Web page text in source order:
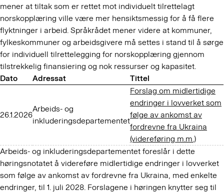
mener at tiltak som er rettet mot individuelt tilrettelagt
norskopplæring ville være mer hensiktsmessig for å få flere
flyktninger i arbeid. Språkrådet mener videre at kommuner,
fylkeskommuner og arbeidsgivere må settes i stand til å sørge
for individuell tilrettelegging for norskopplæring gjennom
tilstrekkelig finansiering og nok ressurser og kapasitet.
Dato
Adressat Tittel
26.1.2026
Arbeids- og
inkluderingsdepartementet
Forslag om midlertidige
endringer i lovverket som
følge av ankomst av
fordrevne fra Ukraina
(videreføring m.m.)
Arbeids- og inkluderingsdepartementet foreslår i dette
høringsnotatet å videreføre midlertidige endringer i lovverket
som følge av ankomst av fordrevne fra Ukraina, med enkelte
endringer, til 1. juli 2028. Forslagene i høringen knytter seg til